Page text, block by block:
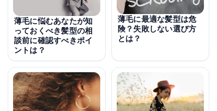
薄毛に悩むあなたが知
っておくべき髪型の相
談前に確認すべきポイ
ントは？
薄毛に最適な髪型は危
険？失敗しない選び方
とは？